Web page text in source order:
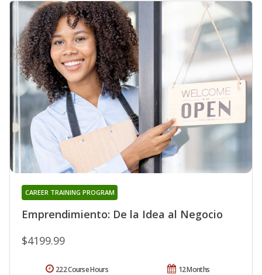
Emprendimiento: De la Idea al Negocio
CAREER TRAINING PROGRAM
$4199.99
12 Months
222 Course Hours